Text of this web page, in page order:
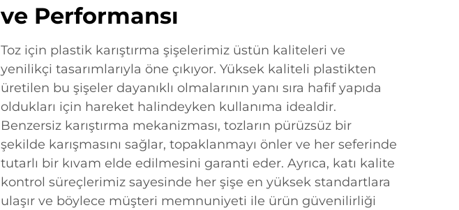
ve Performansı
Toz için plastik karıştırma şişelerimiz üstün kaliteleri ve
yenilikçi tasarımlarıyla öne çıkıyor. Yüksek kaliteli plastikten
üretilen bu şişeler dayanıklı olmalarının yanı sıra hafif yapıda
oldukları için hareket halindeyken kullanıma idealdir.
Benzersiz karıştırma mekanizması, tozların pürüzsüz bir
şekilde karışmasını sağlar, topaklanmayı önler ve her seferinde
tutarlı bir kıvam elde edilmesini garanti eder. Ayrıca, katı kalite
kontrol süreçlerimiz sayesinde her şişe en yüksek standartlara
ulaşır ve böylece müşteri memnuniyeti ile ürün güvenilirliği